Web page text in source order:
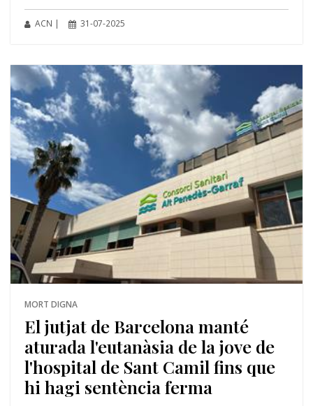
ACN | 31-07-2025
MORT DIGNA
El jutjat de Barcelona manté
aturada l'eutanàsia de la jove de
l'hospital de Sant Camil fins que
hi hagi sentència ferma